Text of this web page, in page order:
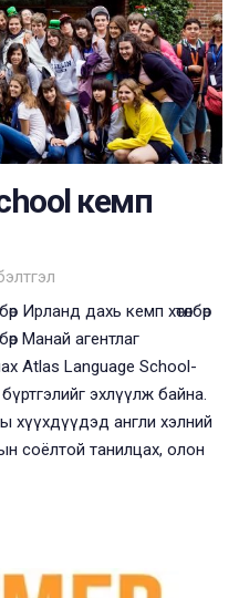
кемп
Ирланд дахь кемп хөтөлбөр
Манай агентлаг
Atlas Language School-
эхлүүлж байна.
хүүхдүүдэд англи хэлний
соёлтой танилцах, олон